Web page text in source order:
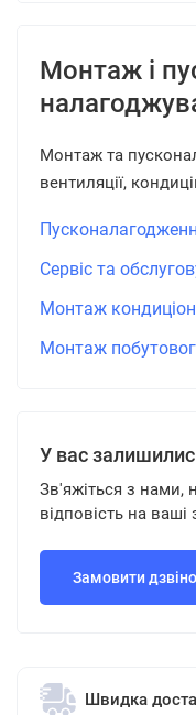
Монтаж і
Монтаж та
вентиляції,
Сервіс та
Монтаж
Монтаж
У вас
Зв'яжіться з нами,
відповість на ваші
Замовити
Швидка